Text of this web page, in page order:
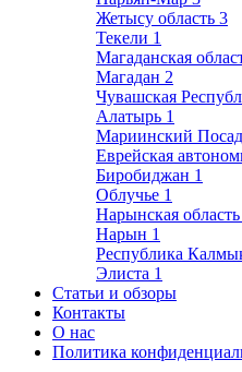
Жетысу область 3
Текели 1
Магаданская
Магадан 2
Чувашская
Алатырь 1
Мариинский Посад
Еврейская
Биробиджан 1
Облучье 1
Нарынская область
Нарын 1
Республика
Элиста 1
Статьи и обзоры
Контакты
О нас
Политика